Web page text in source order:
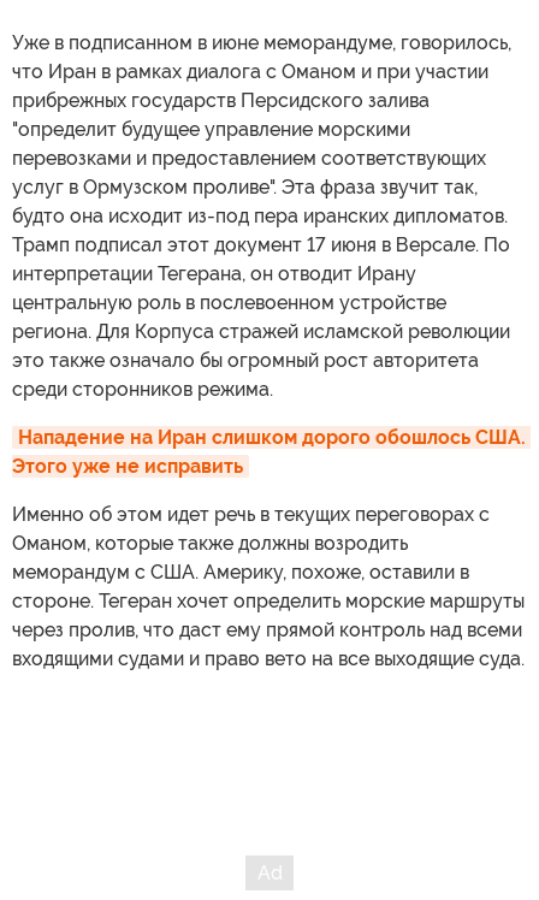
Уже в подписанном в июне меморандуме, говорилось,
что Иран в рамках диалога с Оманом и при участии
прибрежных государств Персидского залива
"определит будущее управление морскими
перевозками и предоставлением соответствующих
услуг в Ормузском проливе". Эта фраза звучит так,
будто она исходит из-под пера иранских дипломатов.
Трамп подписал этот документ 17 июня в Версале. По
интерпретации Тегерана, он отводит Ирану
центральную роль в послевоенном устройстве
региона. Для Корпуса стражей исламской революции
это также означало бы огромный рост авторитета
среди сторонников режима.
Нападение на Иран слишком дорого обошлось США.
Этого уже не исправить
Именно об этом идет речь в текущих переговорах с
Оманом, которые также должны возродить
меморандум с США. Америку, похоже, оставили в
стороне. Тегеран хочет определить морские маршруты
через пролив, что даст ему прямой контроль над всеми
входящими судами и право вето на все выходящие суда.